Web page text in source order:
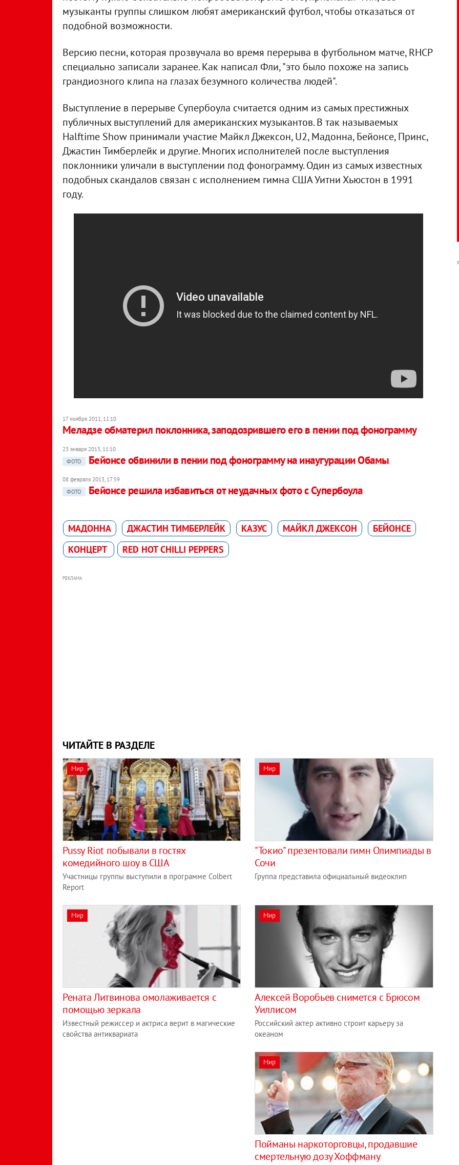
музыканты группы слишком любят американский футбол, чтобы отказаться от
подобной возможности.
Версию песни, которая прозвучала во время перерыва в футбольном матче, RHCP
специально записали заранее. Как написал Фли, "это было похоже на запись
грандиозного клипа на глазах безумного количества людей".
Выступление в перерыве Супербоула считается одним из самых престижных
публичных выступлений для американских музыкантов. В так называемых
Halftime Show принимали участие Майкл Джексон, U2, Мадонна, Бейонсе, Принс,
Джастин Тимберлейк и другие. Многих исполнителей после выступления
поклонники уличали в выступлении под фонограмму. Один из самых известных
подобных скандалов связан с исполнением гимна США Уитни Хьюстон в 1991
году.
17 ноября 2011, 11:10
Меладзе обматерил поклонника, заподозрившего его в пении под фонограмму
23 января 2013, 11:10
ФОТО
Бейонсе обвинили в пении под фонограмму на инаугурации Обамы
08 февраля 2013, 17:59
ФОТО
Бейонсе решила избавиться от неудачных фото с Супербоула
МАДОННA ДЖАСТИН ТИМБЕРЛЕЙК КАЗУС МАЙКЛ ДЖЕКСОН
БЕЙОНСЕ
КОНЦЕРТ
RED HOT CHILLI PEPPERS
РЕКЛАМА
ЧИТАЙТЕ В РАЗДЕЛЕ
Мир
Pussy Riot побывали в гостях
комедийного шоу в США
Участницы группы выступили в программе Colbert
Report
Мир
"Токио" презентовали гимн Олимпиады в
Сочи
Группа представила официальный видеоклип
Мир
Рената Литвинова омолаживается с
помощью зеркала
Известный режиссер и актриса верит в магические
свойства антиквариата
Мир
Алексей Воробьев снимется с Брюсом
Уиллисом
Российский актер активно строит карьеру за
океаном
Мир
Пойманы наркоторговцы, продавшие
смертельную дозу Хоффману